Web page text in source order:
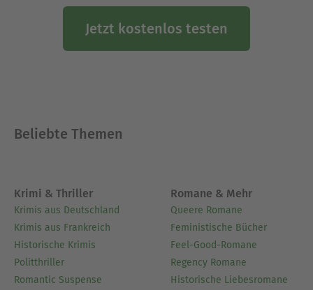
Jetzt kostenlos testen
Beliebte Themen
Krimi & Thriller
Krimis aus Deutschland
Krimis aus Frankreich
Historische Krimis
Politthriller
Romantic Suspense
Romane & Mehr
Queere Romane
Feministische Bücher
Feel-Good-Romane
Regency Romane
Historische Liebesromane